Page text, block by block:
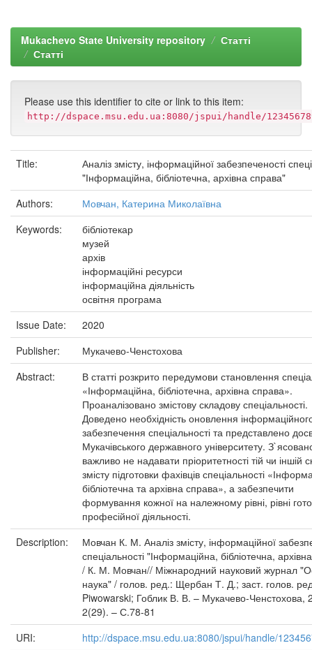
Mukachevo State University repository
Статті
Статті
Please use this identifier to cite or link to this item:
http://dspace.msu.edu.ua:8080/jspui/handle/
Title:
Аналіз змісту, інформаційної забезпеченості
"Інформаційна, бібліотечна, архівна справа"
Authors:
Мовчан, Катерина Миколаївна
Keywords:
бібліотекар
музей
архів
інформаційні ресурси
інформаційна діяльність
освітня програма
Issue Date:
2020
Publisher:
Мукачево-Ченстохова
Abstract:
В статті розкрито передумови становлення
«Інформаційна, бібліотечна, архівна справа».
Проаналізовано змістову складову спеціальності.
Доведено необхідність оновлення
забезпечення спеціальності та представлено
Мукачівського державного університету.
важливо не надавати пріоритетності тій чи іншій
змісту підготовки фахівців спеціальності
бібліотечна та архівна справа», а забезпечити
формування кожної на належному рівні, рівні
професійної діяльності.
Description:
Мовчан К. М. Аналіз змісту, інформаційної
спеціальності "Інформаційна, бібліотечна,
/ К. М. Мовчан// Міжнародний науковий журнал
наука" / голов. ред.: Щербан Т. Д.; заст. голов.
Piwowarski; Гоблик В. В. – Мукачево-Ченстохова,
2(29). – С.78-81
URI:
http://dspace.msu.edu.ua:8080/jspui/handle/